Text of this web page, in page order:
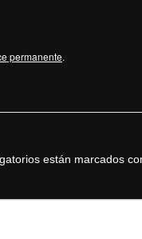
permanente.
están marcados